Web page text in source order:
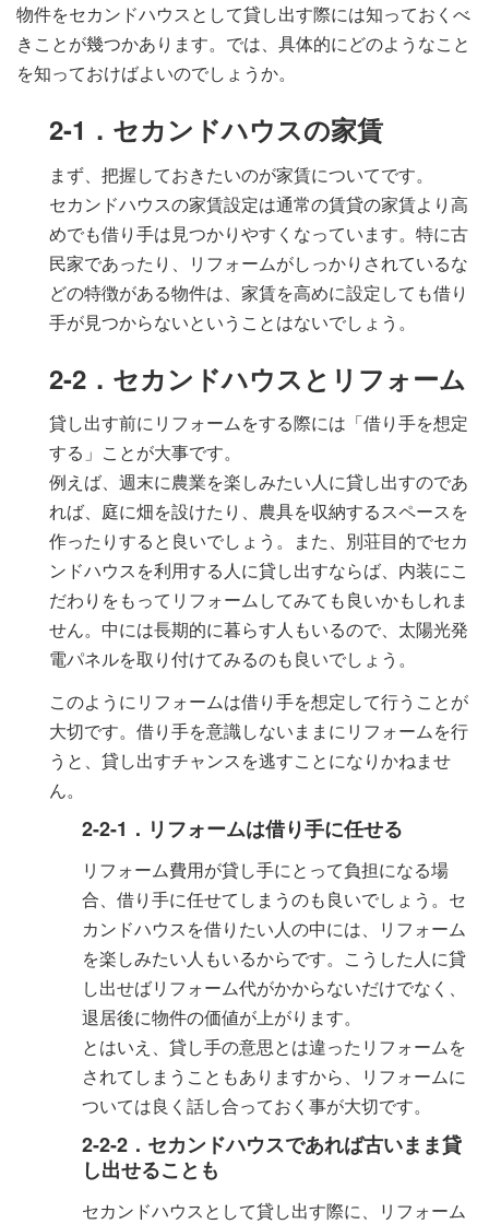
物件をセカンドハウスとして貸し出す際には知っておくべ
きことが幾つかあります。では、具体的にどのようなこと
を知っておけばよいのでしょうか。
2-1．セカンドハウスの家賃
まず、把握しておきたいのが家賃についてです。
セカンドハウスの家賃設定は通常の賃貸の家賃より高
めでも借り手は見つかりやすくなっています。特に古
民家であったり、リフォームがしっかりされているな
どの特徴がある物件は、家賃を高めに設定しても借り
手が見つからないということはないでしょう。
2-2．セカンドハウスとリフォーム
貸し出す前にリフォームをする際には「借り手を想定
する」ことが大事です。
例えば、週末に農業を楽しみたい人に貸し出すのであ
れば、庭に畑を設けたり、農具を収納するスペースを
作ったりすると良いでしょう。また、別荘目的でセカ
ンドハウスを利用する人に貸し出すならば、内装にこ
だわりをもってリフォームしてみても良いかもしれま
せん。中には長期的に暮らす人もいるので、太陽光発
電パネルを取り付けてみるのも良いでしょう。
このようにリフォームは借り手を想定して行うことが
大切です。借り手を意識しないままにリフォームを行
うと、貸し出すチャンスを逃すことになりかねませ
ん。
2-2-1．リフォームは借り手に任せる
リフォーム費用が貸し手にとって負担になる場
合、借り手に任せてしまうのも良いでしょう。セ
カンドハウスを借りたい人の中には、リフォーム
を楽しみたい人もいるからです。こうした人に貸
し出せばリフォーム代がかからないだけでなく、
退居後に物件の価値が上がります。
とはいえ、貸し手の意思とは違ったリフォームを
されてしまうこともありますから、リフォームに
ついては良く話し合っておく事が大切です。
2-2-2．セカンドハウスであれば古いまま貸
し出せることも
セカンドハウスとして貸し出す際に、リフォーム